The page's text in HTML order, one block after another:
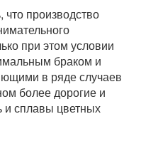
что производство
при этом условии
браком и
в ряде случаев
более дорогие и
сплавы цветных